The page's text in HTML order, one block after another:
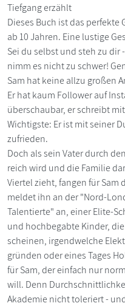
Tiefgang erzählt
Dieses Buch ist das perfekte
ab 10 Jahren. Eine lustige
Sei du selbst und steh zu
nimm es nicht zu schwer!
Sam hat keine allzu großen
Er hat kaum Follower auf
überschaubar, er schreibt
Wichtigste: Er ist mit seiner
zufrieden.
Doch als sein Vater durch
reich wird und die Familie
Viertel zieht, fangen für Sam
meldet ihn an der "Nord-
Talentierte" an, einer Elite-
und hochbegabte Kinder,
scheinen, irgendwelche
gründen oder eines Tages
für Sam, der einfach nur
will. Denn
Akademie nicht toleriert -